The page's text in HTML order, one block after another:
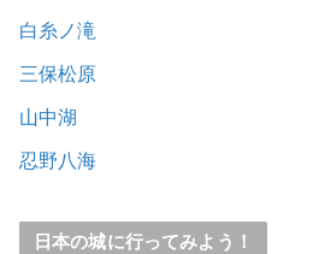
白糸ノ滝
三保松原
山中湖
忍野八海
日本の城に行ってみよう！